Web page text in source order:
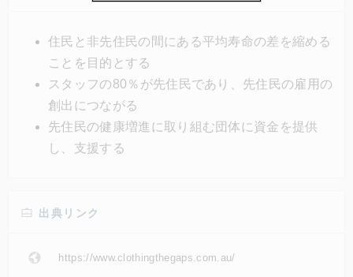
彼らが人生の目標や野心を追求できるよう積極的に支
援しているという。
住民と非先住民の間にある平均寿命の差を縮める
ことを目的とする
スタッフの80％が先住民であり、先住民の雇用の
創出につながる
先住民の健康増進に取り組む団体に資金を提供
し、支援する
出典リンク
https://www.clothingthegaps.com.au/